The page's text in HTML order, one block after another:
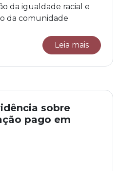
da igualdade racial e
da comunidade
Leia mais
sobre
pago em